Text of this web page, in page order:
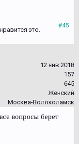
#45
нравится это.
12 янв 2018
157
645
Женский
Москва-Волоколамск
вопросы берет